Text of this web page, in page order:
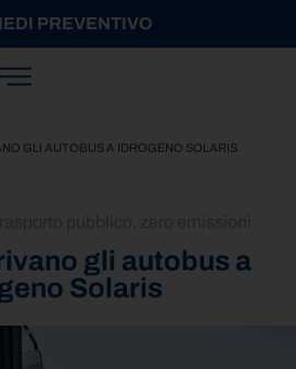
PREVENTIVO
GLI AUTOBUS A IDROGENO SOLARIS
gli autobus a
Solaris